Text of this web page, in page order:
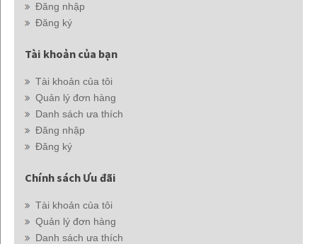
Đăng nhập
Đăng ký
Tài khoản của bạn
Tài khoản của tôi
Quản lý đơn hàng
Danh sách ưa thích
Đăng nhập
Đăng ký
Chính sách Ưu đãi
Tài khoản của tôi
Quản lý đơn hàng
Danh sách ưa thích